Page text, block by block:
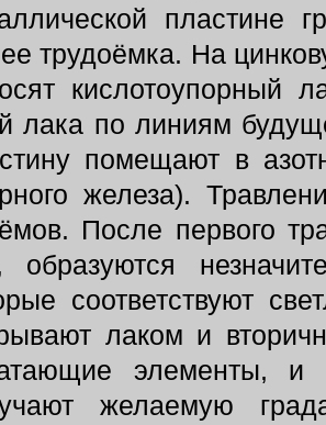
пластине
трудоёмка. На
кислотоупорный
лака по линиям
помещают в
железа).
После первого
образуются
соответствуют
лаком и
элементы, и
желаемую